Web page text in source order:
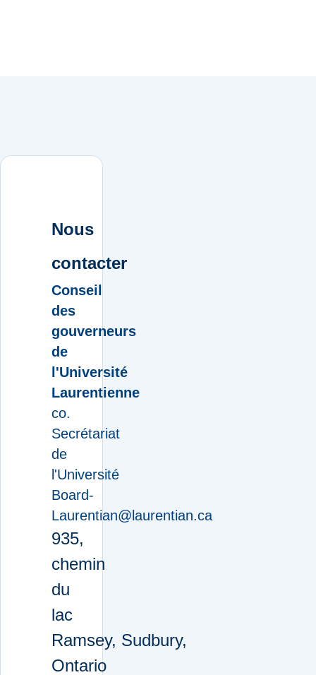
Nous
contacter
Conseil
des
gouverneurs
de
l'Université
Laurentienne
co.
Secrétariat
de
l'Université
Board-
Laurentian@laurentian.ca
935,
chemin
du
lac
Ramsey, Sudbury,
Ontario